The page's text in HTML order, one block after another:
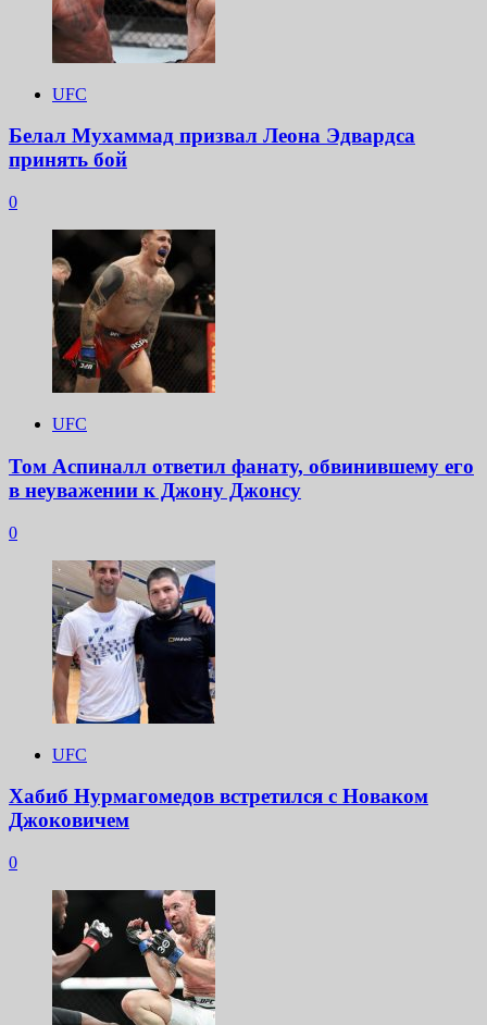
UFC
Белал Мухаммад призвал Леона Эдвардса
принять бой
0
UFC
Том Аспиналл ответил фанату, обвинившему его
в неуважении к Джону Джонсу
0
UFC
Хабиб Нурмагомедов встретился с Новаком
Джоковичем
0